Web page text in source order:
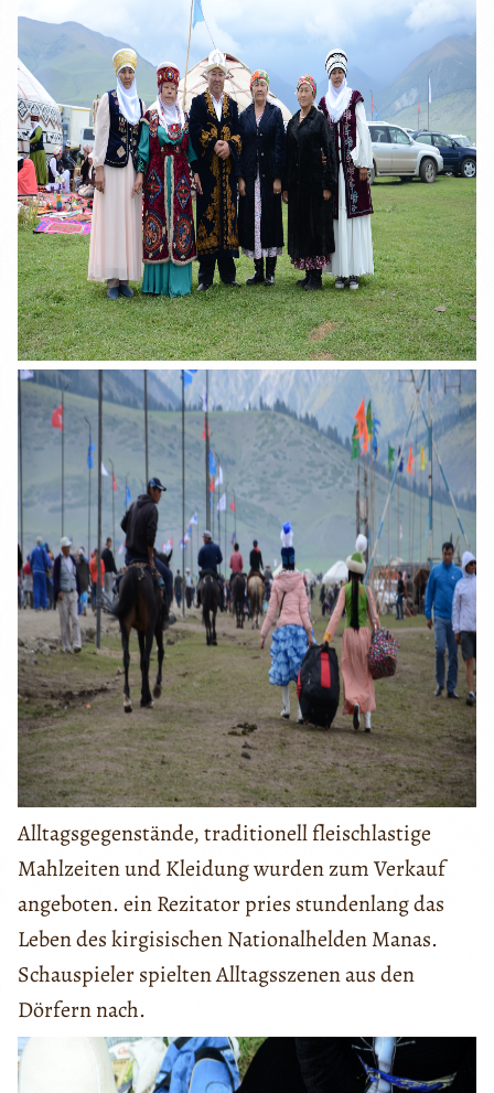
Alltagsgegenstände, traditionell fleischlastige
Mahlzeiten und Kleidung wurden zum Verkauf
angeboten. ein Rezitator pries stundenlang das
Leben des kirgisischen Nationalhelden Manas.
Schauspieler spielten Alltagsszenen aus den
Dörfern nach.